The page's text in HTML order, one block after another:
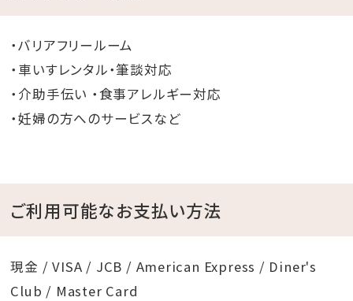
・バリアフリールーム
・車いすレンタル・筆談対応
・介助手伝い ・食事アレルギー対応
・妊婦の方へのサービスなど
ご利用可能なお支払い方法
現金 / VISA / JCB / American Express / Diner's
Club / Master Card